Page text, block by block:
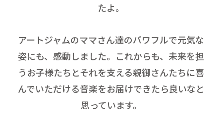
たよ。
アートジャムのママさん達のパワフルで元気な
姿にも、感動しました。これからも、未来を担
うお子様たちとそれを支える親御さんたちに喜
んでいただける音楽をお届けできたら良いなと
思っています。